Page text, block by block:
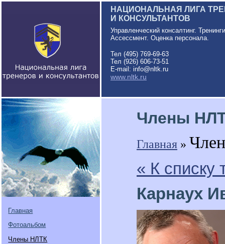
НАЦИОНАЛЬНАЯ ЛИГА
И КОНСУЛЬТАНТОВ
Управленческий консалтинг.
Ассессмент. Оценка персонала.
Тел (495) 769-69-63
Тел (926) 606-73-51
E-mail: info@nltk.ru
www.nltk.ru
Главная
Фотоальбом
Члены НЛТК
Члены
Главная »
« К списку
Карнаух